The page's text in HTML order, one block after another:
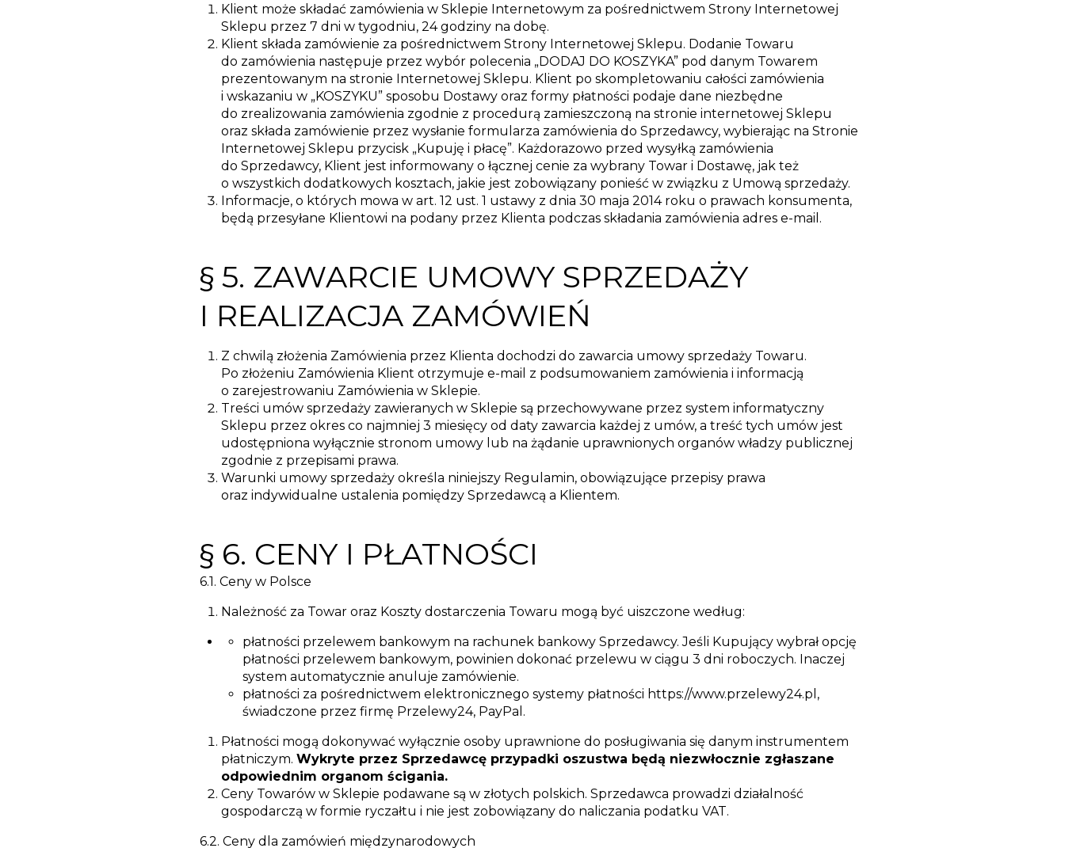
Klient może składać zamówienia w Sklepie Internetowym za pośrednictwem Strony Internetowej
Sklepu przez 7 dni w tygodniu, 24 godziny na dobę.
Klient składa zamówienie za pośrednictwem Strony Internetowej Sklepu. Dodanie Towaru
do zamówienia następuje przez wybór polecenia „DODAJ DO KOSZYKA” pod danym Towarem
prezentowanym na stronie Internetowej Sklepu. Klient po skompletowaniu całości zamówienia
i wskazaniu w „KOSZYKU” sposobu Dostawy oraz formy płatności podaje dane niezbędne
do zrealizowania zamówienia zgodnie z procedurą zamieszczoną na stronie internetowej Sklepu
oraz składa zamówienie przez wysłanie formularza zamówienia do Sprzedawcy, wybierając na Stronie
Internetowej Sklepu przycisk „Kupuję i płacę”. Każdorazowo przed wysyłką zamówienia
do Sprzedawcy, Klient jest informowany o łącznej cenie za wybrany Towar i Dostawę, jak też
o wszystkich dodatkowych kosztach, jakie jest zobowiązany ponieść w związku z Umową sprzedaży.
Informacje, o których mowa w art. 12 ust. 1 ustawy z dnia 30 maja 2014 roku o prawach konsumenta,
będą przesyłane Klientowi na podany przez Klienta podczas składania zamówienia adres e-mail.
§ 5. ZAWARCIE UMOWY SPRZEDAŻY
I REALIZACJA ZAMÓWIEŃ
Z chwilą złożenia Zamówienia przez Klienta dochodzi do zawarcia umowy sprzedaży Towaru.
Po złożeniu Zamówienia Klient otrzymuje e-mail z podsumowaniem zamówienia i informacją
o zarejestrowaniu Zamówienia w Sklepie.
Treści umów sprzedaży zawieranych w Sklepie są przechowywane przez system informatyczny
Sklepu przez okres co najmniej 3 miesięcy od daty zawarcia każdej z umów, a treść tych umów jest
udostępniona wyłącznie stronom umowy lub na żądanie uprawnionych organów władzy publicznej
zgodnie z przepisami prawa.
Warunki umowy sprzedaży określa niniejszy Regulamin, obowiązujące przepisy prawa
oraz indywidualne ustalenia pomiędzy Sprzedawcą a Klientem.
§ 6. CENY I PŁATNOŚCI
6.1. Ceny w Polsce
Należność za Towar oraz Koszty dostarczenia Towaru mogą być uiszczone według:
płatności przelewem bankowym na rachunek bankowy Sprzedawcy. Jeśli Kupujący wybrał opcję
płatności przelewem bankowym, powinien dokonać przelewu w ciągu 3 dni roboczych. Inaczej
system automatycznie anuluje zamówienie.
płatności za pośrednictwem elektronicznego systemy płatności https://www.przelewy24.pl,
świadczone przez firmę Przelewy24, PayPal.
Płatności mogą dokonywać wyłącznie osoby uprawnione do posługiwania się danym instrumentem
płatniczym.Wykryte przez Sprzedawcę przypadki oszustwa będą niezwłocznie zgłaszane
odpowiednim organom ścigania.
Ceny Towarów w Sklepie podawane są w złotych polskich. Sprzedawca prowadzi działalność
gospodarczą w formie ryczałtu i nie jest zobowiązany do naliczania podatku VAT.
6.2. Ceny dla zamówień międzynarodowych